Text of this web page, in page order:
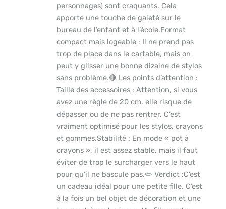
personnages) sont craquants. Cela
apporte une touche de gaieté sur le
bureau de l’enfant et à l’école.​Format
compact mais logeable : Il ne prend pas
trop de place dans le cartable, mais on
peut y glisser une bonne dizaine de stylos
sans problème.​🔴 Les points d’attention :​
Taille des accessoires : Attention, si vous
avez une règle de 20 cm, elle risque de
dépasser ou de ne pas rentrer. C’est
vraiment optimisé pour les stylos, crayons
et gommes.​Stabilité : En mode « pot à
crayons », il est assez stable, mais il faut
éviter de trop le surcharger vers le haut
pour qu’il ne bascule pas.​✏️ Verdict :​C’est
un cadeau idéal pour une petite fille. C’est
à la fois un bel objet de décoration et une